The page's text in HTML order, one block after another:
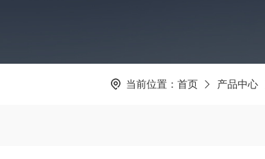
当前位置： 首页 产品中心